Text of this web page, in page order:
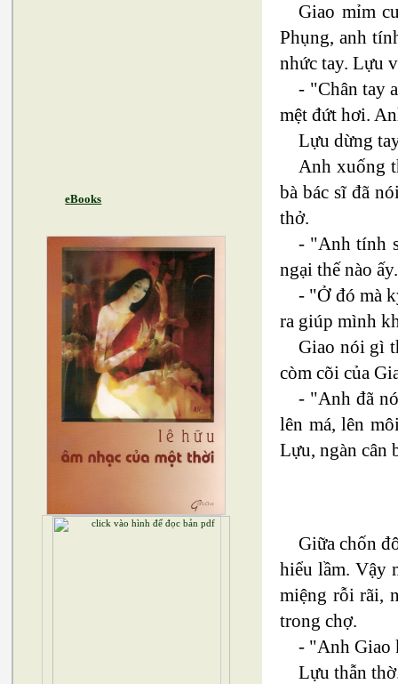
eBooks
Giao mỉm
Phụng, anh
nhức tay. Lựu
- "Chân tay
mệt đứt hơi.
Lựu dừng
Anh xuống
bà bác sĩ đã
thở.
- "Anh tính
ngại thế nào
- "Ở đó mà
ra giúp mình
Giao nói gì
còm cõi của
- "Anh đã
lên má, lên
Lựu, ngàn cân
Giữa chốn
hiểu lầm. Vậy
miệng rỗi rãi,
trong chợ.
- "Anh Giao
Lựu thẫn